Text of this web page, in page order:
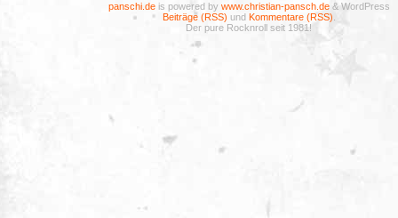
panschi.deis powered by www.christian-pansch.de& WordPress
Beiträge (RSS) und Kommentare (RSS)
Der pure Rocknroll seit 1981!